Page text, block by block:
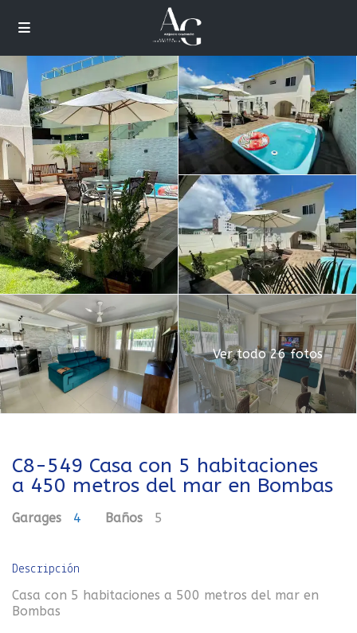
Ver todo 26 fotos
C8-549 Casa con 5 habitaciones
a 450 metros del mar en Bombas
Garages 4 Baños 5
Descripción
Casa con 5 habitaciones a 500 metros del mar en
Bombas